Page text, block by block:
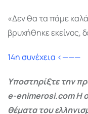
«Δεν θα τα πάμε
βρυχήθηκε εκείνος,
14η συνέχεια <———
Υποστηρίξτε την
e-enimerosi.com Η
θέματα του